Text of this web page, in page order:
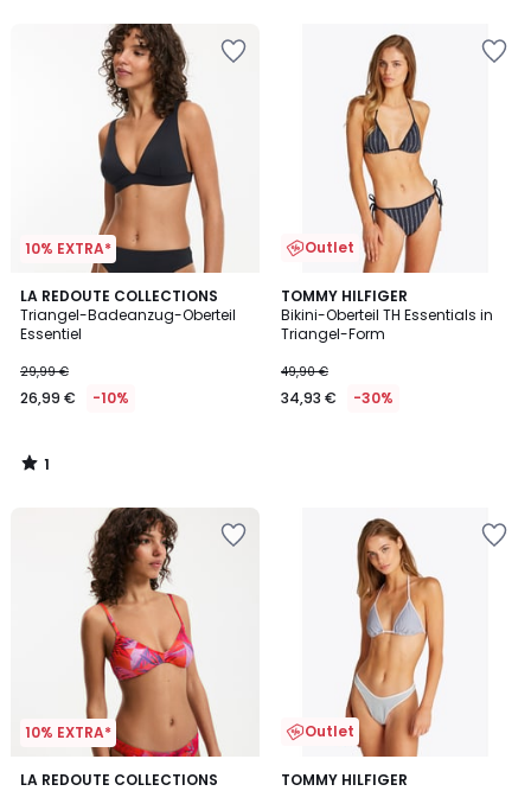
10% EXTRA*
LA REDOUTE COLLECTIONS
Triangel-Badeanzug-Oberteil
Essentiel
29,99 €
26,99 € -10%
1
/
5
1
/
Outlet
TOMMY HILFIGER
Bikini-Oberteil TH Essentials in
Triangel-Form
49,90 €
34,93 € -30%
10% EXTRA*
LA REDOUTE COLLECTIONS
2
Outlet
TOMMY HILFIGER